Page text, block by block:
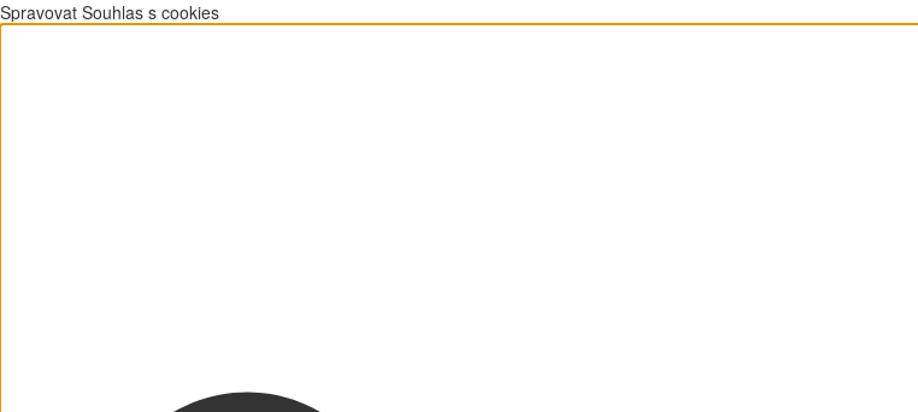
Spravovat Souhlas s cookies